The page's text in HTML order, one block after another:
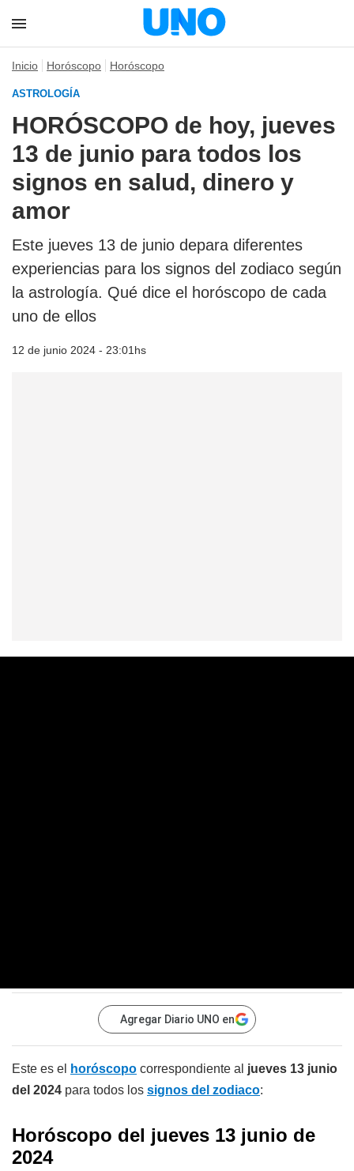
Inicio Horóscopo Horóscopo
ASTROLOGÍA
HORÓSCOPO de hoy, jueves
13 de junio para todos los
signos en salud, dinero y
amor
Este jueves 13 de junio depara diferentes
experiencias para los signos del zodiaco según
la astrología. Qué dice el horóscopo de cada
uno de ellos
12 de junio 2024 - 23:01hs
Agregar Diario UNO en
Este es el horóscopo correspondiente al jueves 13 junio
del 2024 para todos los signos del zodiaco:
Horóscopo del jueves 13 junio de
2024